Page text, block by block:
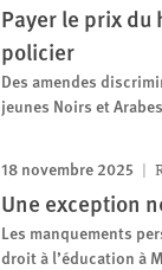
Payer le prix du
policier
Des amendes
jeunes Noirs et
18 novembre 2025
Une exception
Les manquements
droit à l’éducation à